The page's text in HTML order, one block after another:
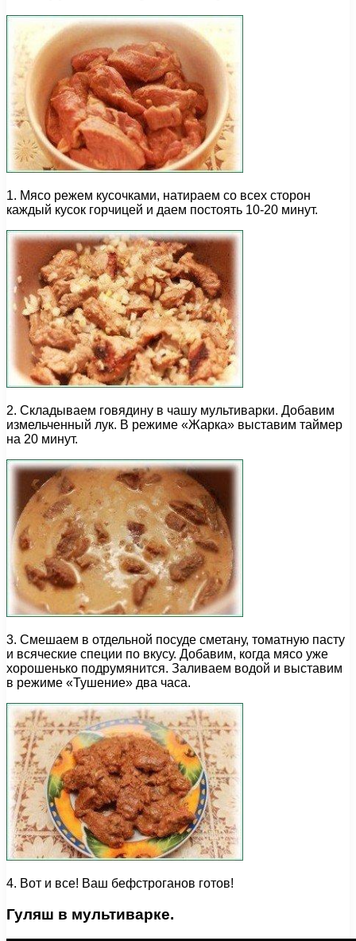
1. Мясо режем кусочками, натираем со всех сторон
каждый кусок горчицей и даем постоять 10-20 минут.
2. Складываем говядину в чашу мультиварки. Добавим
измельченный лук. В режиме «Жарка» выставим таймер
на 20 минут.
3. Смешаем в отдельной посуде сметану, томатную пасту
и всяческие специи по вкусу. Добавим, когда мясо уже
хорошенько подрумянится. Заливаем водой и выставим
в режиме «Тушение» два часа.
4. Вот и все! Ваш бефстроганов готов!
Гуляш в мультиварке.